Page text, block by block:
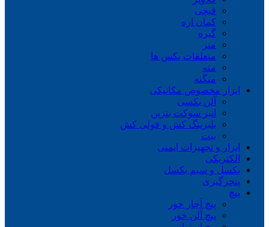
قیچی
کمان اره
گیره
متر
متعلقات بکس ها
مته
منگنه
ابزار مخصوص مکانیکی
آلن بکسی
انبر سوکت بنزین
بلبرینگ کش و فولی کش
بیت
ابزار و تجهیزات ایمنی
الکتریکی
بکسل و سیم بکسل
پنچرگیری
پیچ
پیچ آچار خور
پیچ آلن خور